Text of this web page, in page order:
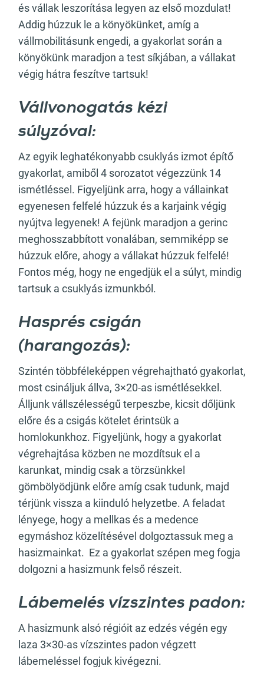
és vállak leszorítása legyen az első mozdulat!
Addig húzzuk le a könyökünket, amíg a
vállmobilitásunk engedi, a gyakorlat során a
könyökünk maradjon a test síkjában, a vállakat
végig hátra feszítve tartsuk!
Vállvonogatás kézi
súlyzóval:
Az egyik leghatékonyabb csuklyás izmot építő
gyakorlat, amiből 4 sorozatot végezzünk 14
ismétléssel. Figyeljünk arra, hogy a vállainkat
egyenesen felfelé húzzuk és a karjaink végig
nyújtva legyenek! A fejünk maradjon a gerinc
meghosszabbított vonalában, semmiképp se
húzzuk előre, ahogy a vállakat húzzuk felfelé!
Fontos még, hogy ne engedjük el a súlyt, mindig
tartsuk a csuklyás izmunkból.
Hasprés csigán
(harangozás):
Szintén többféleképpen végrehajtható gyakorlat,
most csináljuk állva, 3×20-as ismétlésekkel.
Álljunk vállszélességű terpeszbe, kicsit dőljünk
előre és a csigás kötelet érintsük a
homlokunkhoz. Figyeljünk, hogy a gyakorlat
végrehajtása közben ne mozdítsuk el a
karunkat, mindig csak a törzsünkkel
gömbölyödjünk előre amíg csak tudunk, majd
térjünk vissza a kiinduló helyzetbe. A feladat
lényege, hogy a mellkas és a medence
egymáshoz közelítésével dolgoztassuk meg a
hasizmainkat. Ez a gyakorlat szépen meg fogja
dolgozni a hasizmunk felső részeit.
Lábemelés vízszintes padon:
A hasizmunk alsó régióit az edzés végén egy
laza 3×30-as vízszintes padon végzett
lábemeléssel fogjuk kivégezni.